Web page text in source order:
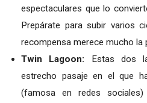
espectaculares que lo
Prepárate para subir varios
recompensa merece mucho la
Twin Lagoon: Estas dos
estrecho pasaje en el que
(famosa en redes